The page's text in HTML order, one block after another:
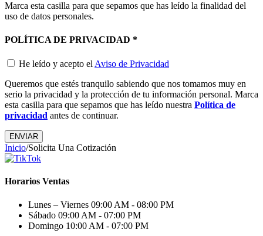
Marca esta casilla para que sepamos que has leído la finalidad del
uso de datos personales.
POLÍTICA DE PRIVACIDAD *
He leído y acepto el Aviso de Privacidad
Queremos que estés tranquilo sabiendo que nos tomamos muy en
serio la privacidad y la protección de tu información personal. Marca
esta casilla para que sepamos que has leído nuestra Política de
privacidad antes de continuar.
Inicio/Solicita Una Cotización
Horarios Ventas
Lunes – Viernes 09:00 AM - 08:00 PM
Sábado 09:00 AM - 07:00 PM
Domingo 10:00 AM - 07:00 PM